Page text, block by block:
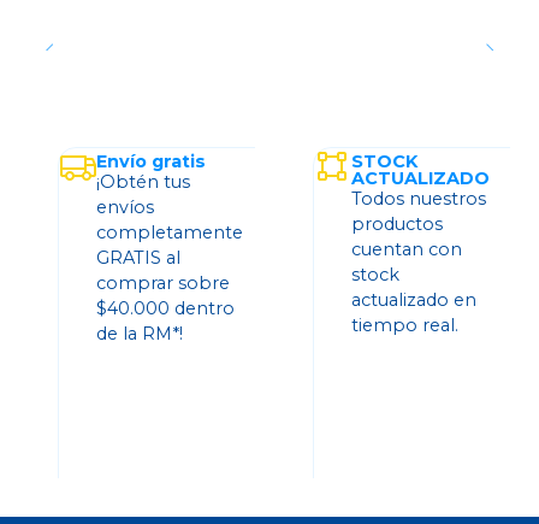
Envío gratis
¡Obtén tus
envíos
completamente
GRATIS al
comprar sobre
$40.000 dentro
de la RM*!
STOCK
ACTUALIZADO
Todos nuestros
productos
cuentan con
stock
actualizado en
tiempo real.